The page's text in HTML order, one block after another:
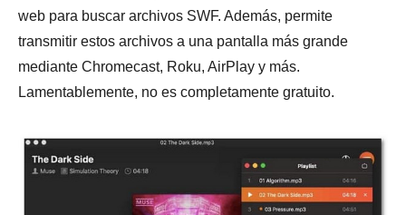
web para buscar archivos SWF. Además, permite
transmitir estos archivos a una pantalla más grande
mediante Chromecast, Roku, AirPlay y más.
Lamentablemente, no es completamente gratuito.